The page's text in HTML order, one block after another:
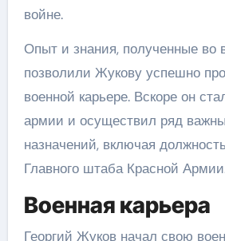
войне.
Опыт и знания, полученные во
позволили Жукову успешно
военной карьере. Вскоре он
армии и осуществил ряд
назначений, включая
Главного штаба Красной
Военная карьера
Георгий Жуков начал свою